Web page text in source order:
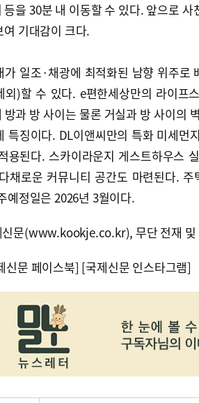
등을 30분 내 이동할 수 있다. 앞으로
여 기대감이 크다.
가 일조·채광에 최적화된 남향 위주로
외)할 수 있다. e편한세상만의 라이프
방과 방 사이는 물론 거실과 방 사이의
특징이다. DL이앤씨만의 특화 미세먼
용된다. 스카이라운지 게스트하우스
채로운 커뮤니티 공간도 마련된다.
예정일은 2026년 3월이다.
문(www.kookje.co.kr), 무단 전재 및
신문 페이스북] [국제신문 인스타그램]